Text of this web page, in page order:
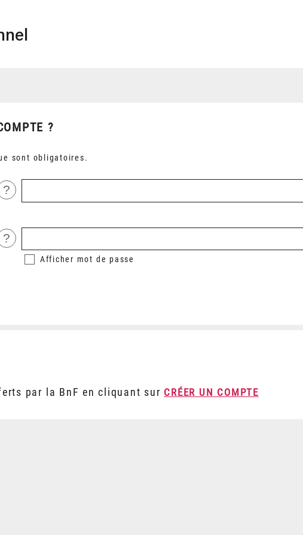
?
sont obligatoires.
?
?
Afficher mot de passe
par la BnF en cliquant sur CRÉER UN COMPTE